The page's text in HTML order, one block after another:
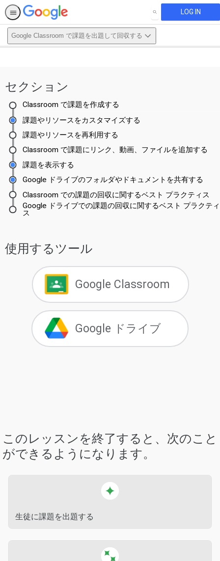
SEARCH LOG IN
Google Classroom で課題を出題して回収する
English.
セクション
Classroom で課題を作成する
課題やリソースを再利用する
課題やリソースをカスタマイズする
Classroom で課題にリンク、動画、ファイルを追加する
課題を表示する
Google ドライブのフォルダやドキュメントを共有する
Classroom での課題の回収に関するベスト プラクティス
Google ドライブでの課題の回収に関するベスト プラクティ
ス
使用するツール
Google Classroom
Google ドライブ
このレッスンを終了すると、次のこと
ができるようになります。
生徒に課題を出題する